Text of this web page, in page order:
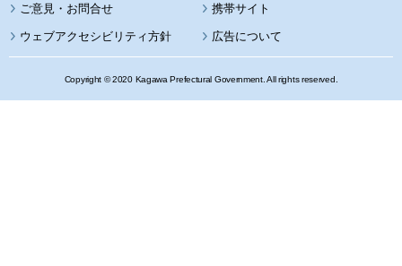
携帯サイト
ウェブアクセシビリティ方針 広告について
Copyright © 2020 Kagawa Prefectural Government. All rights reserved.